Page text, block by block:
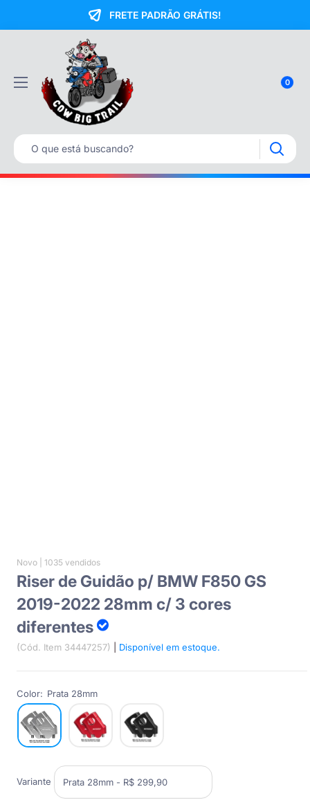
FRETE PADRÃO GRÁTIS!
0
Novo | 1035 vendidos
Riser de Guidão p/ BMW F850 GS
2019-2022 28mm c/ 3 cores
diferentes
(Cód. Item 34447257) Disponível em estoque.
Color: Prata 28mm
Variante